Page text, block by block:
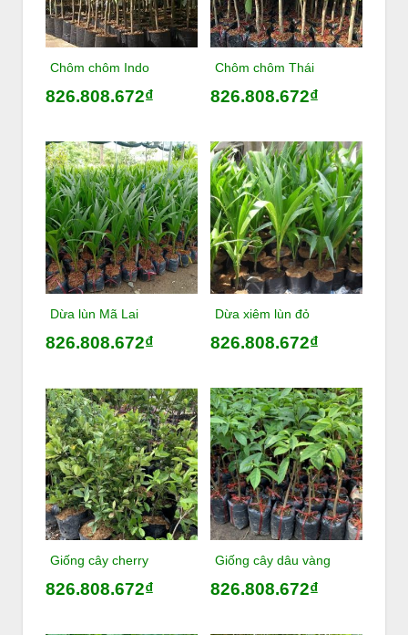
Chôm chôm Indo
826.808.672₫
Chôm chôm Thái
826.808.672₫
Dừa lùn Mã Lai
826.808.672₫
Dừa xiêm lùn đỏ
826.808.672₫
Giống cây cherry
826.808.672₫
Giống cây dâu vàng
826.808.672₫